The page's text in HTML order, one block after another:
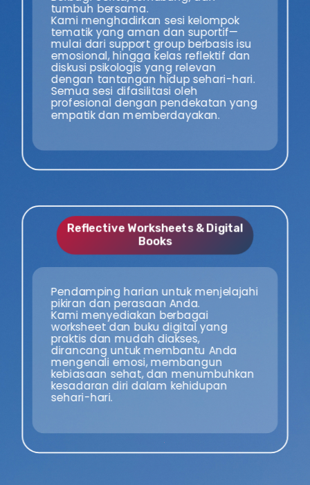
tumbuh bersama.
Kami menghadirkan sesi kelompok
tematik yang aman dan suportif—
mulai dari support group berbasis isu
emosional, hingga kelas reflektif dan
diskusi psikologis yang relevan
dengan tantangan hidup sehari-hari.
Semua sesi difasilitasi oleh
profesional dengan pendekatan yang
empatik dan memberdayakan.
Reflective Worksheets & Digital
Books
Pendamping harian untuk menjelajahi
pikiran dan perasaan Anda.
Kami menyediakan berbagai
worksheet dan buku digital yang
praktis dan mudah diakses,
dirancang untuk membantu Anda
mengenali emosi, membangun
kebiasaan sehat, dan menumbuhkan
kesadaran diri dalam kehidupan
sehari-hari.